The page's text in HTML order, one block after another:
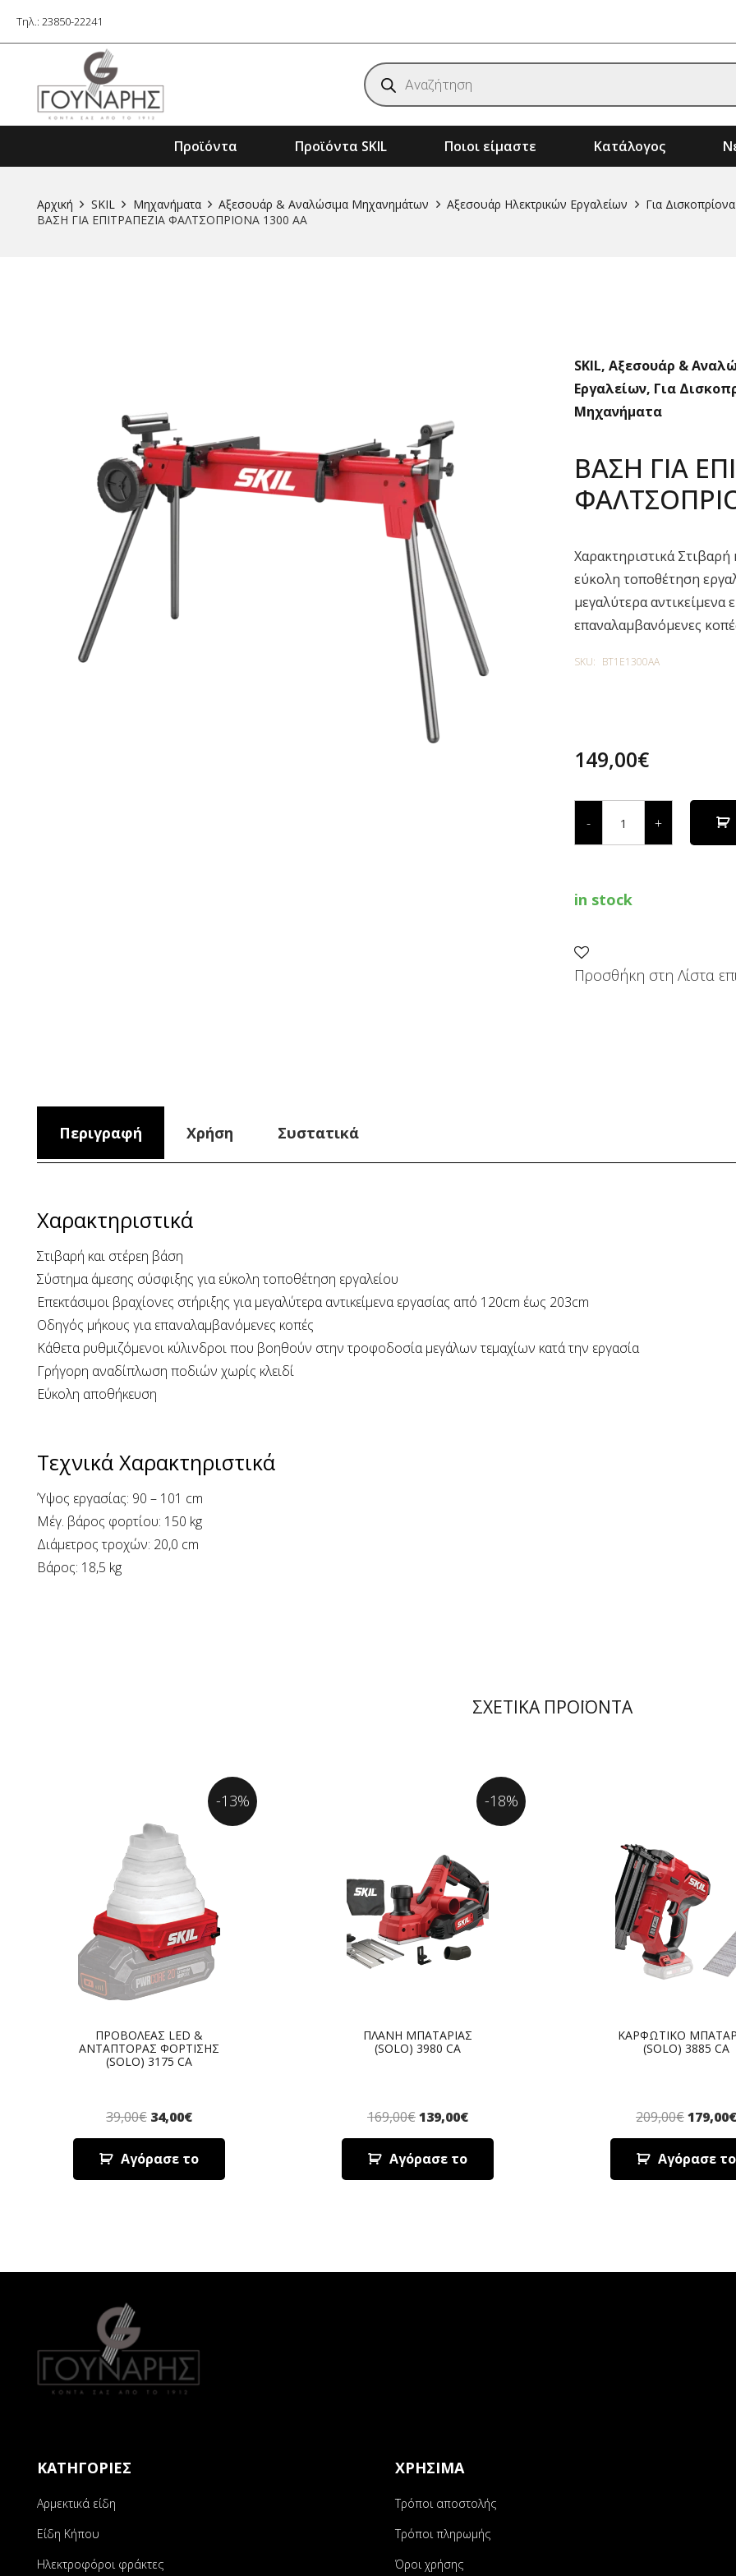
Τηλ.: 23850-22241
Products
search
Προϊόντα Προϊόντα SKIL Ποιοι είμαστε Κατάλογος
Αρχική SKIL Μηχανήματα Αξεσουάρ & Αναλώσιμα Μηχανημάτων Αξεσουάρ Ηλεκτρικών Εργαλείων
Για
ΒΑΣΗ ΓΙΑ ΕΠΙΤΡΑΠΕΖΙΑ ΦΑΛΤΣΟΠΡΙΟΝΑ 1300 AA
SKIL, Αξεσουάρ &
Εργαλείων, Για
Μηχανήματα
ΒΑΣΗ ΓΙΑ
Χαρακτηριστικά
εύκολη τοποθέτηση
μεγαλύτερα
επαναλαμβανόμενες
SKU: BT1E1300AA
149,00€
-
ΒΑΣΗ
ΓΙΑ
ΦΑΛΤΣΟΠΡΙΟΝΑ
quantity
+
in stock
Προσθήκη στη Λίστα
Περιγραφή Χρήση Συστατικά
Χαρακτηριστικά
Στιβαρή και στέρεη βάση
Σύστημα άμεσης σύσφιξης για εύκολη τοποθέτηση εργαλείου
Επεκτάσιμοι βραχίονες στήριξης για μεγαλύτερα αντικείμενα εργασίας από 120cm έως 203cm
Οδηγός μήκους για επαναλαμβανόμενες κοπές
Κάθετα ρυθμιζόμενοι κύλινδροι που βοηθούν στην τροφοδοσία μεγάλων τεμαχίων κατά την εργασία
Γρήγορη αναδίπλωση ποδιών χωρίς κλειδί
Εύκολη αποθήκευση
Τεχνικά Χαρακτηριστικά
Ύψος εργασίας: 90 – 101 cm
Μέγ. βάρος φορτίου: 150 kg
Διάμετρος τροχών: 20,0 cm
Βάρος: 18,5 kg
ΣΧΕΤΙΚΑ ΠΡΟΪΟΝΤΑ
ΠΡΟΒΟΛΕΑΣ LED &
ΑΝΤΑΠΤΟΡΑΣ ΦΟΡΤΙΣΗΣ
(SOLO) 3175 CA
39,00€ 34,00€
Αγόρασε το
-13%
ΠΛΑΝΗ ΜΠΑΤΑΡΙΑΣ
(SOLO) 3980 CA
169,00€139,00€
Αγόρασε το
-18%
ΚΑΡΦΩΤΙΚΟ
(SOLO) 3885 CA
209,00€179,00€
Αγόρασε το
ΚΑΤΗΓΟΡΙΕΣ
Αρμεκτικά είδη
Είδη Κήπου
Ηλεκτροφόροι φράκτες
ΧΡΗΣΙΜΑ
Τρόποι αποστολής
Τρόποι πληρωμής
Όροι χρήσης